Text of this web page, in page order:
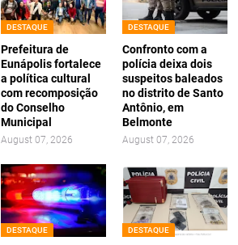
DESTAQUE
Prefeitura de
Eunápolis fortalece
a política cultural
com recomposição
do Conselho
Municipal
August 07, 2026
DESTAQUE
Confronto com a
polícia deixa dois
suspeitos baleados
no distrito de Santo
Antônio, em
Belmonte
August 07, 2026
DESTAQUE DESTAQUE